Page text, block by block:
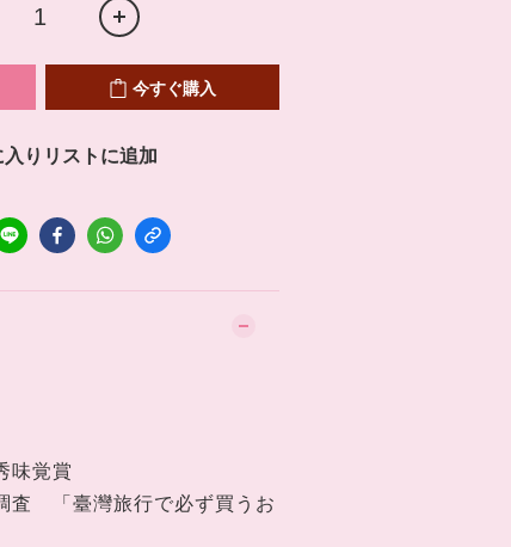
今すぐ購入
入りリストに追加
味覚賞
査 「臺灣旅行で必ず買うお